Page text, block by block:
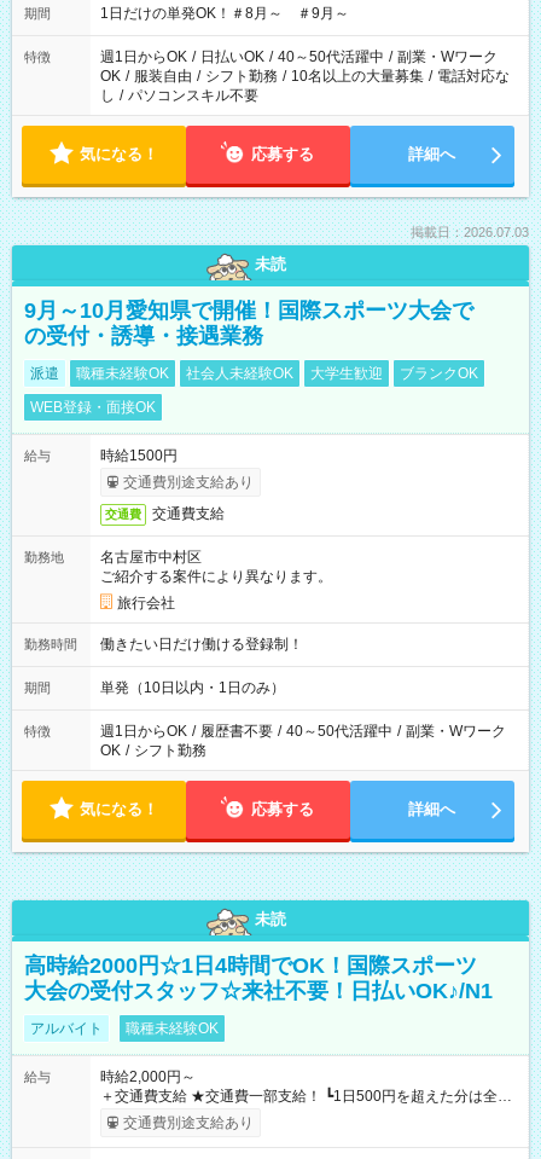
期間 1日だけの単発OK！＃8月～ ＃9月～
特徴 週1日からOK / 日払いOK / 40～50代活躍中 / 副業・Wワーク
OK / 服装自由 / シフト勤務 / 10名以上の大量募集 / 電話対応な
し / パソコンスキル不要
気になる！ 応募する 詳細へ
掲載日：2026.07.03
未読
9月～10月愛知県で開催！国際スポーツ大会で
の受付・誘導・接遇業務
派遣 職種未経験OK 社会人未経験OK 大学生歓迎
ブランクOK
WEB登録・面接OK
給与
時給1500円
交通費別途支給あり
交通費 交通費支給
勤務地
名古屋市中村区
ご紹介する案件により異なります。
旅行会社
勤務時間 働きたい日だけ働ける登録制！
期間 単発（10日以内・1日のみ）
特徴 週1日からOK / 履歴書不要 / 40～50代活躍中 / 副業・Wワーク
OK / シフト勤務
気になる！ 応募する 詳細へ
未読
高時給2000円☆1日4時間でOK！国際スポーツ
大会の受付スタッフ☆来社不要！日払いOK♪/N1
アルバイト 職種未経験OK
給与
時給2,000円～
＋交通費支給 ★交通費一部支給！ ┗1日500円を超えた分は全額
支給！ ※往復500円以内の方は自己負担となります ★日払い
OK！（規定あり） ┗働いたその日に現金GET♪ お仕事後はコン
交通費別途支給あり